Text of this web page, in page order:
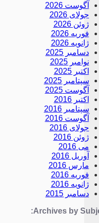
آگوست 2026
جولای 2026
ژوئن 2026
فوریه 2026
ژانویه 2026
دسامبر 2025
نوامبر 2025
اکتبر 2025
سپتامبر 2025
آگوست 2025
اکتبر 2016
سپتامبر 2016
آگوست 2016
جولای 2016
ژوئن 2016
می 2016
آوریل 2016
مارس 2016
فوریه 2016
ژانویه 2016
دسامبر 2015
Archives by